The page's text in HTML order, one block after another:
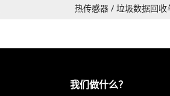
热传感器 / 垃圾数据回
我们做什么？